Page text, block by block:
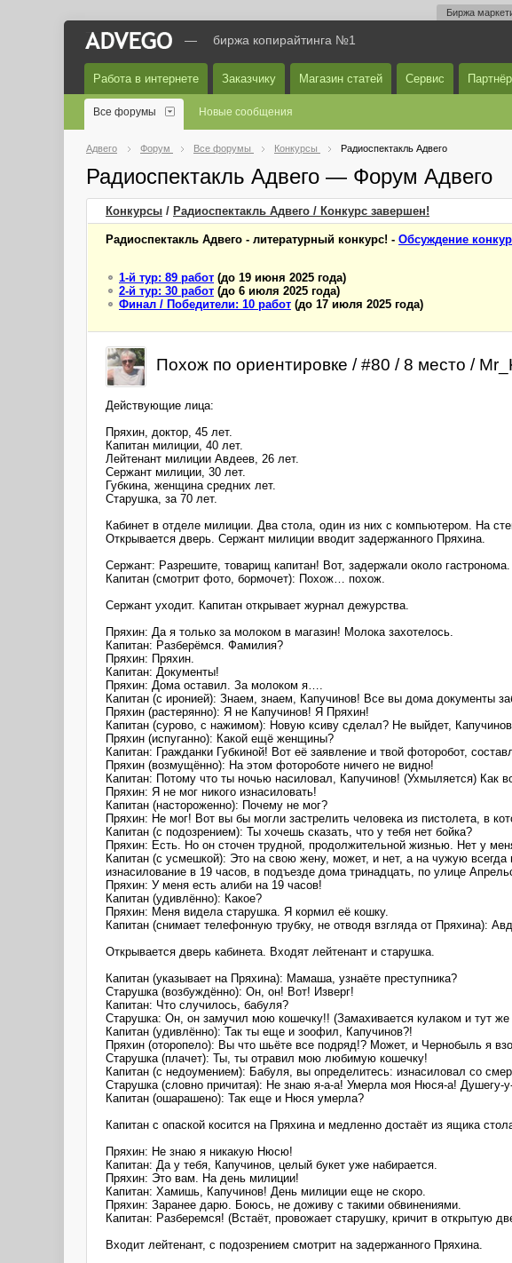
Биржа
— биржа копирайтинга №1
Работа в интернете Заказчику Магазин статей Сервис
Все форумы Новые сообщения
Адвего Форум Все форумы Конкурсы Радиоспектакль Адвего
Радиоспектакль Адвего — Форум Адвего
Конкурсы / Радиоспектакль Адвего / Конкурс завершен!
Радиоспектакль Адвего - литературный конкурс! - Обсуждение
1-й тур: 89 работ (до 19 июня 2025 года)
2-й тур: 30 работ (до 6 июля 2025 года)
Финал / Победители: 10 работ (до 17 июля 2025 года)
Похож по ориентировке / #80 / 8 место /
Действующие лица:
Пряхин, доктор, 45 лет.
Капитан милиции, 40 лет.
Лейтенант милиции Авдеев, 26 лет.
Сержант милиции, 30 лет.
Губкина, женщина средних лет.
Старушка, за 70 лет.
Кабинет в отделе милиции. Два стола, один из них с компьютером. На
Открывается дверь. Сержант милиции вводит задержанного Пряхина.
Сержант: Разрешите, товарищ капитан! Вот, задержали около
Капитан (смотрит фото, бормочет): Похож… похож.
Сержант уходит. Капитан открывает журнал дежурства.
Пряхин: Да я только за молоком в магазин! Молока захотелось.
Капитан: Разберёмся. Фамилия?
Пряхин: Пряхин.
Капитан: Документы!
Пряхин: Дома оставил. За молоком я….
Капитан (с иронией): Знаем, знаем, Капучинов! Все вы дома документы
Пряхин (растерянно): Я не Капучинов! Я Пряхин!
Капитан (сурово, с нажимом): Новую ксиву сделал? Не выйдет,
Пряхин (испуганно): Какой ещё женщины?
Капитан: Гражданки Губкиной! Вот её заявление и твой фоторобот,
Пряхин (возмущённо): На этом фотороботе ничего не видно!
Капитан: Потому что ты ночью насиловал, Капучинов! (Ухмыляется) Как
Пряхин: Я не мог никого изнасиловать!
Капитан (настороженно): Почему не мог?
Пряхин: Не мог! Вот вы бы могли застрелить человека из пистолета, в
Капитан (с подозрением): Ты хочешь сказать, что у тебя нет бойка?
Пряхин: Есть. Но он сточен трудной, продолжительной жизнью. Нет у
Капитан (с усмешкой): Это на свою жену, может, и нет, а на чужую
изнасилование в 19 часов, в подъезде дома тринадцать, по улице
Пряхин: У меня есть алиби на 19 часов!
Капитан (удивлённо): Какое?
Пряхин: Меня видела старушка. Я кормил её кошку.
Капитан (снимает телефонную трубку, не отводя взгляда от Пряхина):
Открывается дверь кабинета. Входят лейтенант и старушка.
Капитан (указывает на Пряхина): Мамаша, узнаёте преступника?
Старушка (возбуждённо): Он, он! Вот! Изверг!
Капитан: Что случилось, бабуля?
Старушка: Он, он замучил мою кошечку!! (Замахивается кулаком и тут же
Капитан (удивлённо): Так ты еще и зоофил, Капучинов?!
Пряхин (оторопело): Вы что шьёте все подряд!? Может, и Чернобыль я
Старушка (плачет): Ты, ты отравил мою любимую кошечку!
Капитан (с недоумением): Бабуля, вы определитесь: изнасиловал со
Старушка (словно причитая): Не знаю я-а-а! Умерла моя Нюся-а! Душегу-
Капитан (ошарашено): Так еще и Нюся умерла?
Капитан с опаской косится на Пряхина и медленно достаёт из ящика
Пряхин: Не знаю я никакую Нюсю!
Капитан: Да у тебя, Капучинов, целый букет уже набирается.
Пряхин: Это вам. На день милиции!
Капитан: Хамишь, Капучинов! День милиции еще не скоро.
Пряхин: Заранее дарю. Боюсь, не доживу с такими обвинениями.
Капитан: Разберемся! (Встаёт, провожает старушку, кричит в открытую
Входит лейтенант, с подозрением смотрит на задержанного Пряхина.